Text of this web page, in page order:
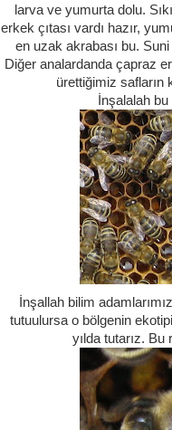
larva ve yumurta dolu.
erkek çıtası vardı hazır,
en uzak akrabası bu.
Diğer analardanda çapraz
ürettiğimiz safların
İnşalalah
İnşallah bilim
tutuulursa o bölgenin
yılda tutarız.